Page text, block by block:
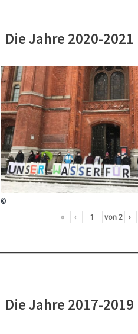
Die Jahre 2020-
©
« ‹ von 2 ›
Die Jahre 2017-